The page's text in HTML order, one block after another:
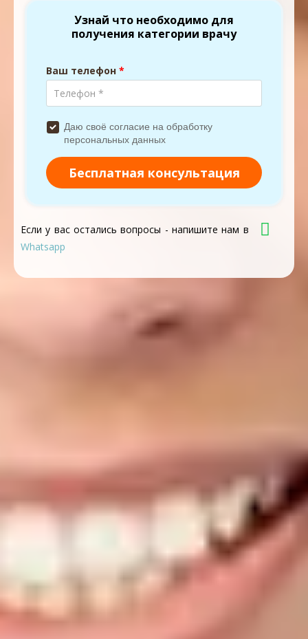
Если у вас остались вопросы - напишите нам в
Whatsapp